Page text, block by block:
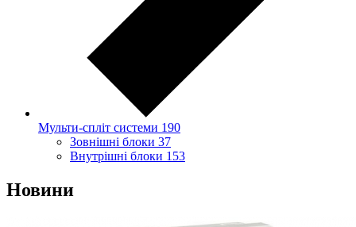
Мульти-спліт системи 190
Зовнішні блоки 37
Внутрішні блоки 153
Новини